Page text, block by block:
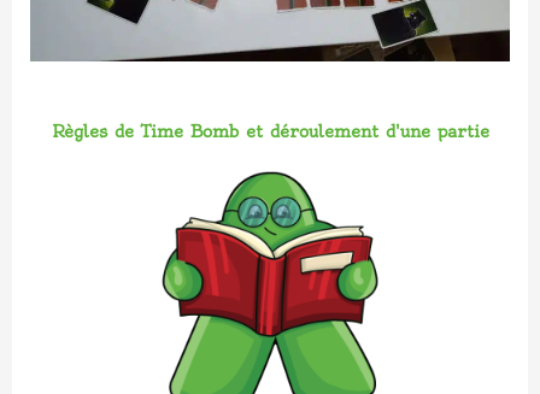
Règles de Time Bomb et déroulement d'une partie